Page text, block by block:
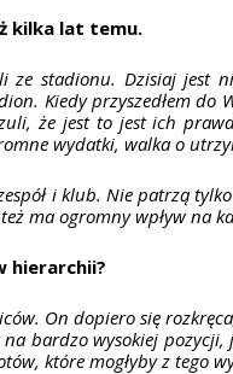
kilka lat temu.
stadionu. Dzisiaj jest
Kiedy przyszedłem do
że jest to jest ich
wydatki, walka o
i klub. Nie patrzą
ma ogromny wpływ na
hierarchii?
On dopiero się
bardzo wysokiej
które mogłyby z tego